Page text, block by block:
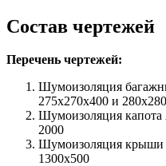
Состав чертежей
Перечень чертежей:
Шумоизоляция
275х270х400 и
Шумоизоляция
2000
Шумоизоляция крыши
1300х500